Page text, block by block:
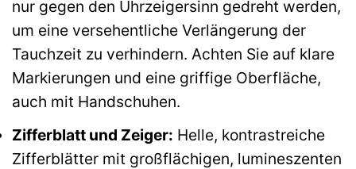
nur gegen den Uhrzeigersinn gedreht werden,
um eine versehentliche Verlängerung der
Tauchzeit zu verhindern. Achten Sie auf klare
Markierungen und eine griffige Oberfläche,
auch mit Handschuhen.
Zifferblatt und Zeiger: Helle, kontrastreiche
Zifferblätter mit großflächigen, lumineszenten